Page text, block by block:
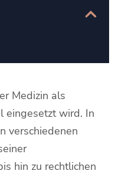
Medizin als
eingesetzt wird. In
verschiedenen
hin zu rechtlichen